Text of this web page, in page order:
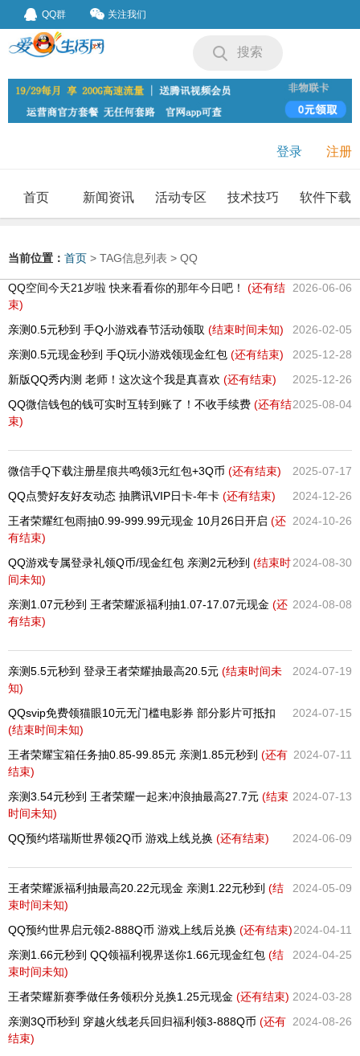
QQ群 关注我们
搜索
登录 注册
首页 新闻资讯 活动专区 技术技巧 软件下载
当前位置： 首页 > TAG信息列表 > QQ
2026-06-06
QQ空间今天21岁啦 快来看看你的那年今日吧！ (还有结
束)
2026-02-05
亲测0.5元秒到 手Q小游戏春节活动领取 (结束时间未知)
2025-12-28
亲测0.5元现金秒到 手Q玩小游戏领现金红包 (还有结束)
2025-12-26
新版QQ秀内测 老师！这次这个我是真喜欢 (还有结束)
2025-08-04
QQ微信钱包的钱可实时互转到账了！不收手续费 (还有结
束)
2025-07-17
微信手Q下载注册星痕共鸣领3元红包+3Q币 (还有结束)
2024-12-26
QQ点赞好友好友动态 抽腾讯VIP日卡-年卡 (还有结束)
2024-10-26
王者荣耀红包雨抽0.99-999.99元现金 10月26日开启 (还
有结束)
2024-08-30
QQ游戏专属登录礼领Q币/现金红包 亲测2元秒到 (结束时
间未知)
2024-08-08
亲测1.07元秒到 王者荣耀派福利抽1.07-17.07元现金 (还
有结束)
2024-07-19
亲测5.5元秒到 登录王者荣耀抽最高20.5元 (结束时间未
知)
2024-07-15
QQsvip免费领猫眼10元无门槛电影券 部分影片可抵扣
(结束时间未知)
2024-07-11
王者荣耀宝箱任务抽0.85-99.85元 亲测1.85元秒到 (还有
结束)
2024-07-13
亲测3.54元秒到 王者荣耀一起来冲浪抽最高27.7元 (结束
时间未知)
2024-06-09
QQ预约塔瑞斯世界领2Q币 游戏上线兑换 (还有结束)
2024-05-09
王者荣耀派福利抽最高20.22元现金 亲测1.22元秒到 (结
束时间未知)
2024-04-11
QQ预约世界启元领2-888Q币 游戏上线后兑换 (还有结束)
2024-04-25
亲测1.66元秒到 QQ领福利视界送你1.66元现金红包 (结
束时间未知)
2024-03-28
王者荣耀新赛季做任务领积分兑换1.25元现金 (还有结束)
2024-08-26
亲测3Q币秒到 穿越火线老兵回归福利领3-888Q币 (还有
结束)